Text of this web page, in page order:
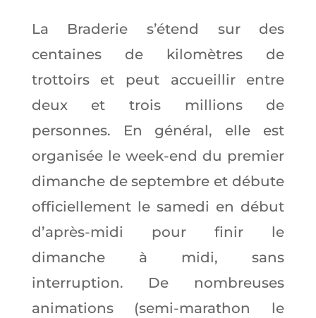
La Braderie s’étend sur des
centaines de kilomètres de
trottoirs et peut accueillir entre
deux et trois millions de
personnes. En général, elle est
organisée le week-end du premier
dimanche de septembre et débute
officiellement le samedi en début
d’après-midi pour finir le
dimanche à midi, sans
interruption. De nombreuses
animations (semi-marathon le